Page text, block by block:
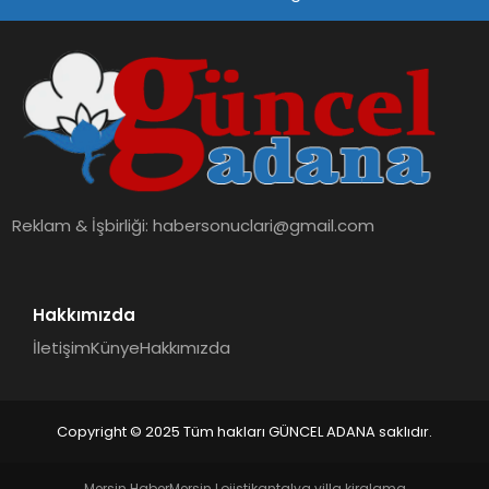
TEKNOLOJI
Reklam & İşbirliği:habersonuclari@gmail.com
Hakkımızda
İletişimKünyeHakkımızda
Copyright © 2025 Tüm hakları GÜNCEL ADANA saklıdır.